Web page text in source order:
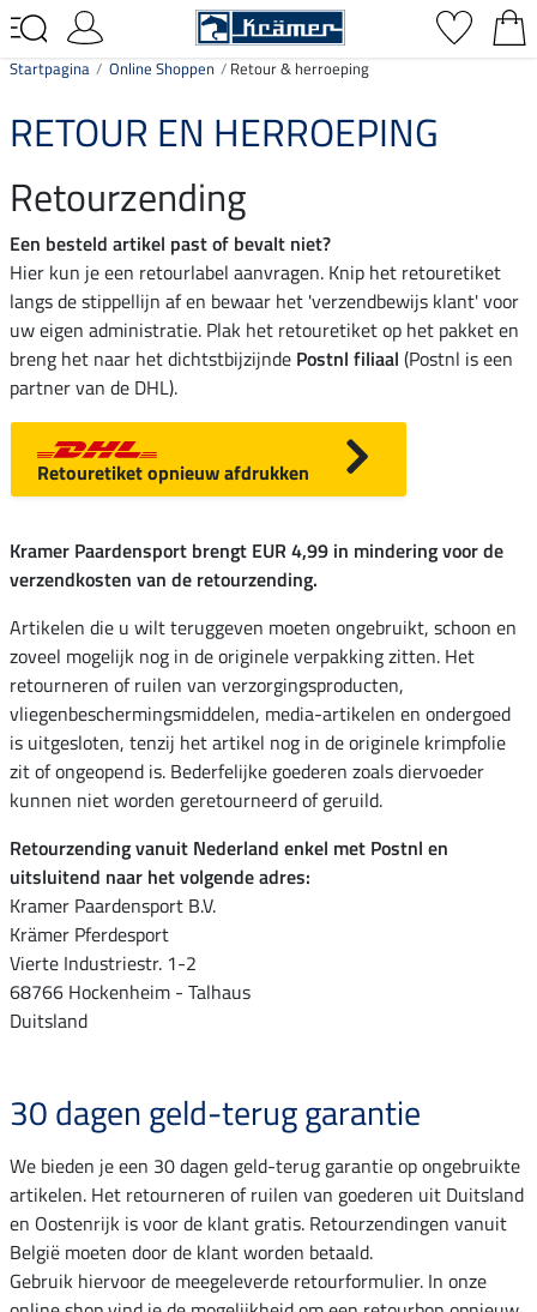
Startpagina Online Shoppen Retour & herroeping
RETOUR EN HERROEPING
Retourzending
Een besteld artikel past of bevalt niet?
Hier kun je een retourlabel aanvragen. Knip het retouretiket
langs de stippellijn af en bewaar het 'verzendbewijs klant' voor
uw eigen administratie. Plak het retouretiket op het pakket en
breng het naar het dichtstbijzijnde Postnl filiaal (Postnl is een
partner van de DHL).
Retouretiket opnieuw afdrukken
Kramer Paardensport brengt EUR 4,99 in mindering voor de
verzendkosten van de retourzending.
Artikelen die u wilt teruggeven moeten ongebruikt, schoon en
zoveel mogelijk nog in de originele verpakking zitten. Het
retourneren of ruilen van verzorgingsproducten,
vliegenbeschermingsmiddelen, media-artikelen en ondergoed
is uitgesloten, tenzij het artikel nog in de originele krimpfolie
zit of ongeopend is. Bederfelijke goederen zoals diervoeder
kunnen niet worden geretourneerd of geruild.
Retourzending vanuit Nederland enkel met Postnl en
uitsluitend naar het volgende adres:
Kramer Paardensport B.V.
Krämer Pferdesport
Vierte Industriestr. 1-2
68766 Hockenheim - Talhaus
Duitsland
30 dagen geld-terug garantie
We bieden je een 30 dagen geld-terug garantie op ongebruikte
artikelen. Het retourneren of ruilen van goederen uit Duitsland
en Oostenrijk is voor de klant gratis. Retourzendingen vanuit
België moeten door de klant worden betaald.
Gebruik hiervoor de meegeleverde retourformulier. In onze